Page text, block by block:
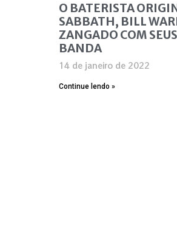
O BATERISTA
SABBATH, BILL
ZANGADO COM
BANDA
14 de janeiro de 2022
Continue lendo »